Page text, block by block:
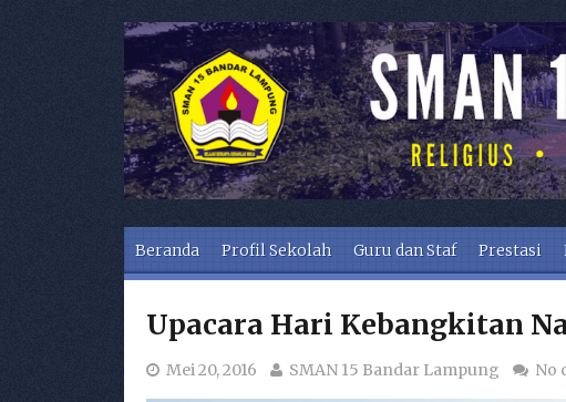
Skip to content
Beranda Profil Sekolah Guru dan Staf Prestasi
Upacara Hari Kebangkitan
Mei 20, 2016 SMAN 15 Bandar Lampung No